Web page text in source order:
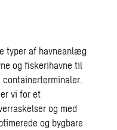
typer af havneanlæg
og fiskerihavne til
vi for et
og med
og bygbare